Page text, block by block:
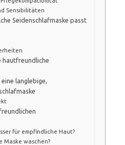
Sensibilitäten
Seidenschlafmaske passt
hautfreundliche
langlebige,
für empfindliche Haut?
Maske waschen?